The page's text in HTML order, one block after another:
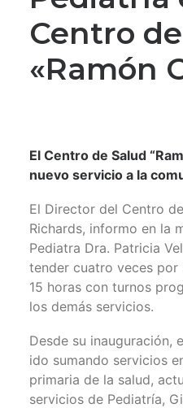
CIUDAD
PARQUE INDUSTRIAL
Centro
«Ramón
El Centro de Salud
nuevo servicio a la
El Director del Centro
Richards, informo en la
Pediatra Dra. Patricia
tender cuatro veces por
15 horas con turnos
los demás servicios.
Desde su inauguración,
ido sumando servicios
primaria de la salud,
servicios de Pediatría,